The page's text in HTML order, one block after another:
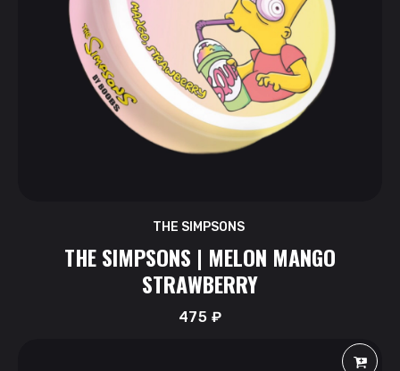
THE SIMPSONS
THE SIMPSONS | MELON MANGO
STRAWBERRY
475 ₽